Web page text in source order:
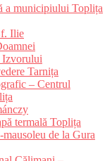
a municipiului Toplița
Ilie
Izvorului
Tarnița
– Centrul
termală Toplița
de la Gura